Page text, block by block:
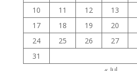
10
11 12 13
17
18 19 20
24
25 26 27
31